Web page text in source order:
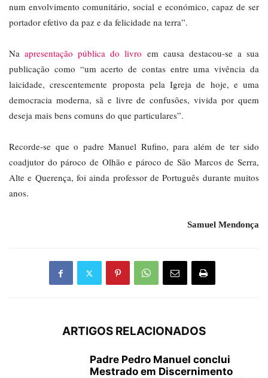
num envolvimento comunitário, social e económico, capaz de ser
portador efetivo da paz e da felicidade na terra”.
Naapresentação pública do livro em causa destacou-se a sua
publicação como “um acerto de contas entre uma vivência da
laicidade, crescentemente proposta pela Igreja de hoje, e uma
democracia moderna, sã e livre de confusões, vivida por quem
deseja mais bens comuns do que particulares”.
Recorde-se que o padre Manuel Rufino, para além de ter sido
coadjutor do pároco de Olhão e pároco de São Marcos de Serra,
Alte e Querença, foi ainda professor de Português durante muitos
anos.
Samuel Mendonça
ARTIGOS RELACIONADOS
Padre Pedro Manuel conclui
Mestrado em Discernimento